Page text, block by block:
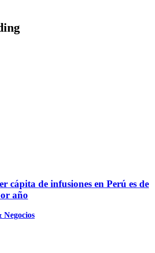
cápita de infusiones en Perú es de
año